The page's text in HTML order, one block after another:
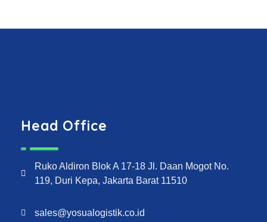
Head Office
Ruko Aldiron Blok A 17-18 Jl. Daan Mogot No.
119, Duri Kepa, Jakarta Barat 11510
sales@yosualogistik.co.id